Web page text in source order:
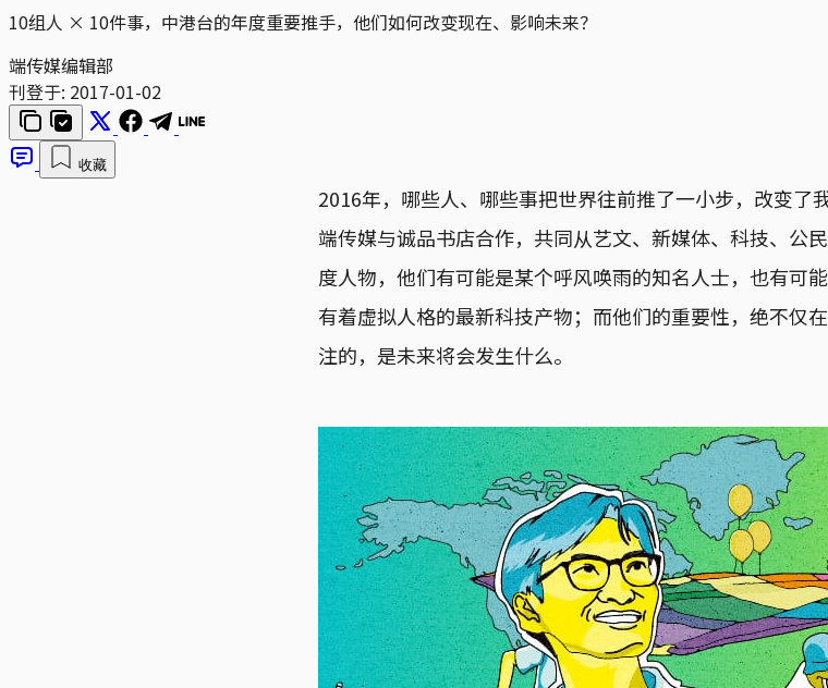
10组人 × 10件事，中港台的年度重要推手，他们如何改变现在、影响未来？
端传媒编辑部
刊登于: 2017-01-02
收藏
2016年，哪些人、哪些事把世界往前推了一小步，改变了
端传媒与诚品书店合作，共同从艺文、新媒体、科技、公
度人物，他们有可能是某个呼风唤雨的知名人士，也有可
有着虚拟人格的最新科技产物；而他们的重要性，绝不仅
注的，是未来将会发生什么。